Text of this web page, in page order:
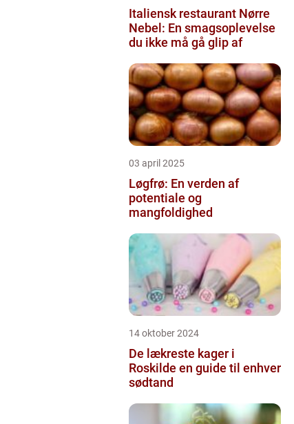
Italiensk restaurant Nørre
Nebel: En smagsoplevelse
du ikke må gå glip af
03 april 2025
Løgfrø: En verden af
potentiale og
mangfoldighed
14 oktober 2024
De lækreste kager i
Roskilde en guide til enhver
sødtand